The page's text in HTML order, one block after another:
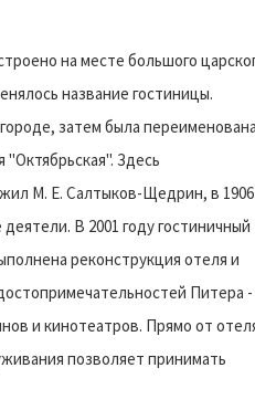
на месте большого
название гостиницы.
затем была
Здесь
жил М. Е. Салтыков-Щедрин, в 1906
В 2001 году гостиничный
реконструкция отеля и
Питера -
и кинотеатров. Прямо от
позволяет принимать